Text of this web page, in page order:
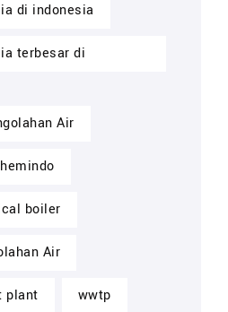
di indonesia
terbesar di
Air
boiler
Air
plant wwtp